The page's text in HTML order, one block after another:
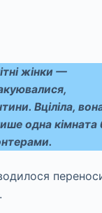
жінки —
Вціліла,
одна кімната